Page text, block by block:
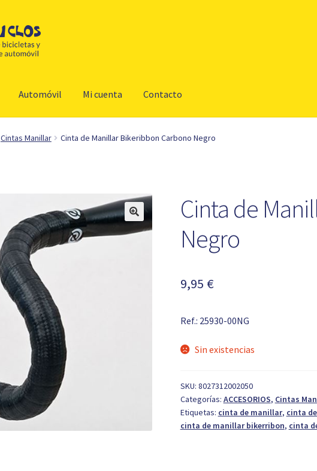
Automóvil Mi cuenta Contacto
Cintas Manillar Cinta de Manillar Bikeribbon Carbono Negro
Cinta de
Negro
9,95 €
Ref.: 25930-00NG
Sin existencias
SKU: 8027312002050
Categorías: ACCESORIOS, Cintas
Etiquetas: cinta de manillar, cinta
cinta de manillar bikerribon, cinta